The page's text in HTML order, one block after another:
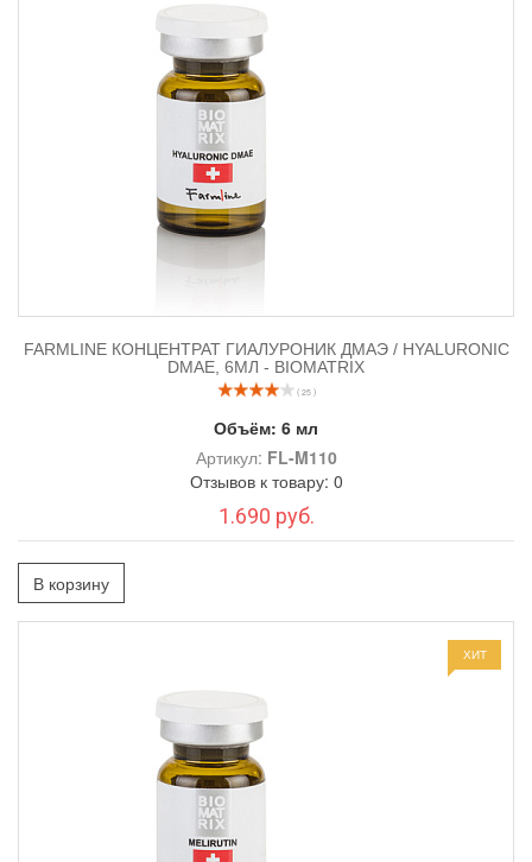
FARMLINE КОНЦЕНТРАТ ГИАЛУРОНИК ДМАЭ / HYALURONIC
DMAE, 6МЛ - BIOMATRIX
( 25 )
Объём: 6 мл
Артикул: FL-M110
Отзывов к товару: 0
1.690 руб.
В корзину
ХИТ